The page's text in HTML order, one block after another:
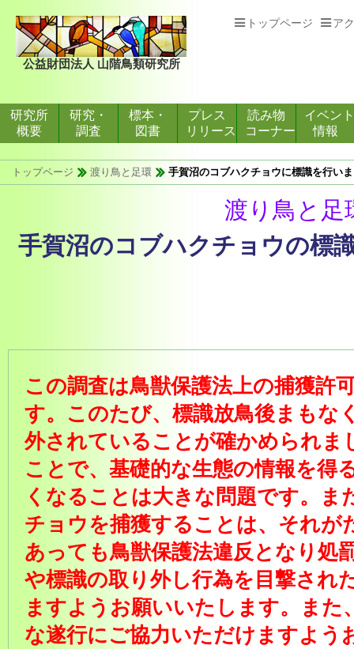
公益財団法人 山階鳥類研究所
トップページ ア
研究所
概要
研究・
調査
標本・
図書
プレス
リリース
読み物
コーナー
イベント
情報
トップページ 渡り鳥と足環 手賀沼のコブハクチョウに標識を行い
渡り鳥と足
手賀沼のコブハクチョウの標
この調査は鳥獣保護法上の捕獲許
す。このたび、標識放鳥後まもな
外されていることが確かめられま
ことで、基礎的な生態の情報を得
くなることは大きな問題です。ま
チョウを捕獲することは、それが
あっても鳥獣保護法違反となり処
や標識の取り外し行為を目撃され
ますようお願いいたします。また
な遂行にご協力いただけますよう